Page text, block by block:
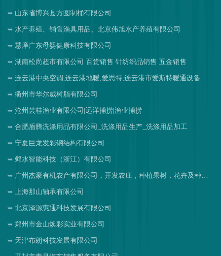
山东省博兴县方圆制桶有限公司
水产养殖、销售渔具用品、北京伟旭水产养殖有限公司
慧庠广东母婴健康科技有限公司
湖南松尚超市有限公司 百货销售 针纺织品销售 五金销售
衢州市华尔威树脂有限公司
沧州芸桂渔业有限公司|远洋捕捞|渔业捕捞
合肥盾腾洗涤用品有限公司_洗涤用品生产_洗涤用品加工
宁夏巨龙发彩钢结构有限公司
邺水智能科技（浙江）有限公司
上海那山轴承有限公司
北京泽源惠通科技发展有限公司
郑州市金山焕彩实业有限公司
天津布朗科技发展有限公司